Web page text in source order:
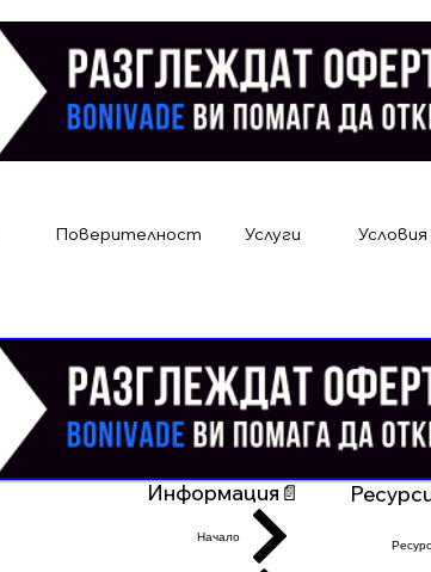
Поверителност Услуги Условия
Информация📄
Начало